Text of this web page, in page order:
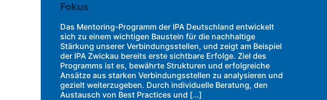
Fokus
Das Mentoring-Programm der IPA Deutschland entwickelt
sich zu einem wichtigen Baustein für die nachhaltige
Stärkung unserer Verbindungsstellen, und zeigt am Beispiel
der IPA Zwickau bereits erste sichtbare Erfolge. Ziel des
Programms ist es, bewährte Strukturen und erfolgreiche
Ansätze aus starken Verbindungsstellen zu analysieren und
gezielt weiterzugeben. Durch individuelle Beratung, den
Austausch von Best Practices und […]